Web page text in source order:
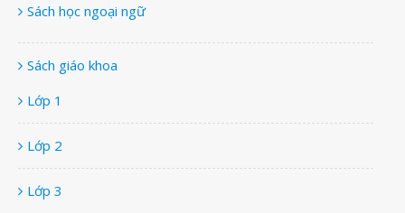
Sách học ngoại ngữ
Sách giáo khoa
Lớp 1
Lớp 2
Lớp 3